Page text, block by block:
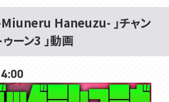
･･･････････
使えるよ！
信もあるよ！
Miuneru Haneuzu- 」チャン
ーン3 」動画